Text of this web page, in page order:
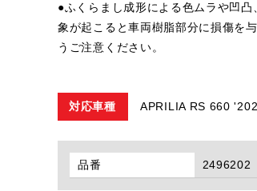
●ふくらまし成形による色ムラや凹
象が起こると車両樹脂部分に損傷を
うご注意ください。
対応車種 APRILIA RS 660
品番 2496202